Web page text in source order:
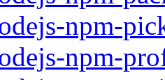
npm-
npm-